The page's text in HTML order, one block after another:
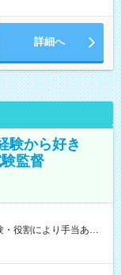
詳細へ
験から好き
監督
い）オプションあ
どで給与の一部を受け